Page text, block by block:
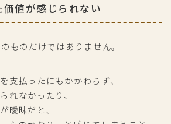
値が感じられない
ものだけではありません。
支払ったにもかかわらず、
れなかったり、
曖昧だと、